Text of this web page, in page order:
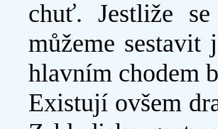
chuť. Jestliže
můžeme
hlavním chodem
Existují ovšem